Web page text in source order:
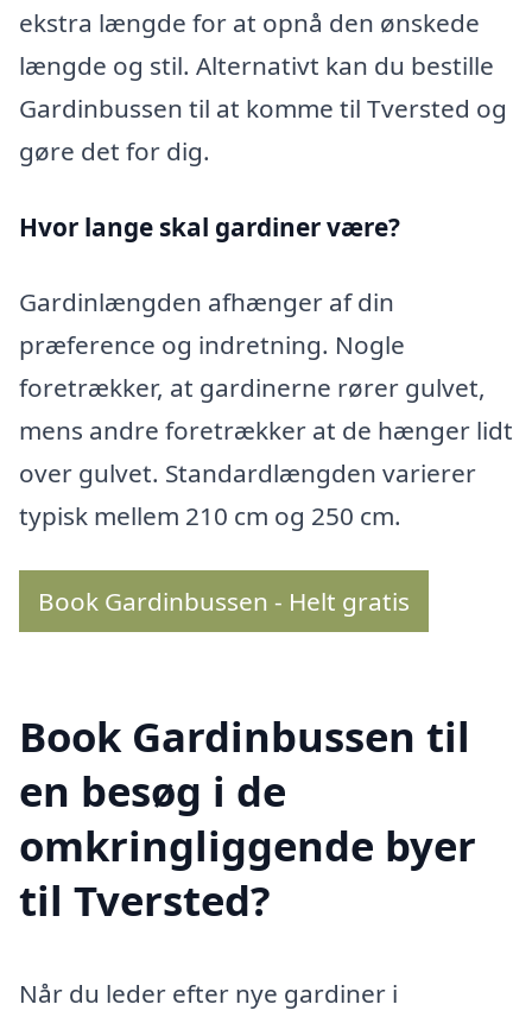
ekstra længde for at opnå den ønskede
længde og stil. Alternativt kan du bestille
Gardinbussen til at komme til Tversted og
gøre det for dig.
Hvor lange skal gardiner være?
Gardinlængden afhænger af din
præference og indretning. Nogle
foretrækker, at gardinerne rører gulvet,
mens andre foretrækker at de hænger lidt
over gulvet. Standardlængden varierer
typisk mellem 210 cm og 250 cm.
Book Gardinbussen - Helt gratis
Book Gardinbussen til
en besøg i de
omkringliggende byer
til Tversted?
Når du leder efter nye gardiner i